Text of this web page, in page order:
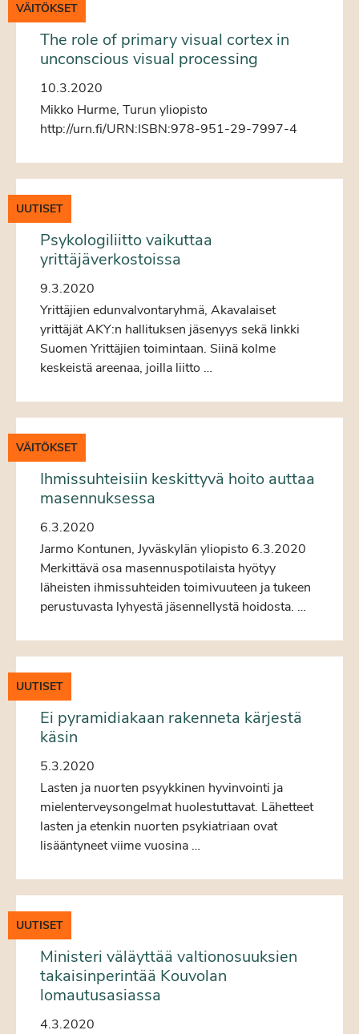
VÄITÖKSET
The role of primary visual cortex in
unconscious visual processing
10.3.2020
Mikko Hurme, Turun yliopisto
http://urn.fi/URN:ISBN:978-951-29-7997-4
UUTISET
Psykologiliitto vaikuttaa
yrittäjäverkostoissa
9.3.2020
Yrittäjien edunvalvontaryhmä, Akavalaiset
yrittäjät AKY:n hallituksen jäsenyys sekä linkki
Suomen Yrittäjien toimintaan. Siinä kolme
keskeistä areenaa, joilla liitto …
VÄITÖKSET
Ihmissuhteisiin keskittyvä hoito auttaa
masennuksessa
6.3.2020
Jarmo Kontunen, Jyväskylän yliopisto 6.3.2020
Merkittävä osa masennuspotilaista hyötyy
läheisten ihmissuhteiden toimivuuteen ja tukeen
perustuvasta lyhyestä jäsennellystä hoidosta. …
UUTISET
Ei pyramidiakaan rakenneta kärjestä
käsin
5.3.2020
Lasten ja nuorten psyykkinen hyvinvointi ja
mielenterveysongelmat huolestuttavat. Lähetteet
lasten ja etenkin nuorten psykiatriaan ovat
lisääntyneet viime vuosina …
UUTISET
Ministeri väläyttää valtionosuuksien
takaisinperintää Kouvolan
lomautusasiassa
4.3.2020